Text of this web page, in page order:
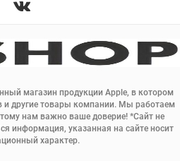
магазин продукции Apple, в котором
и другие товары компании. Мы работаем
нам важно ваше доверие! *Сайт не
информация, указанная на сайте носит
характер.